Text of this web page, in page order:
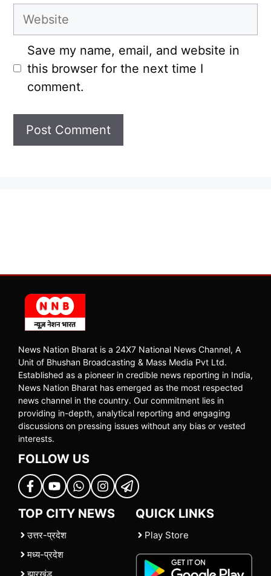
Website
Save my name, email, and website in
this browser for the next time I
comment.
News Nation Bharat is a 24X7 National News Channel, A
Unit of Bhushan Broadcasting & Mass Media Pvt Ltd.
Established as a pioneer in credible news reporting in India,
News Nation Bharat has emerged as the most respected
news channel in the country. Our commitment lies in
providing in-depth, analytical reporting and engaging
discussions on pressing issues without any bias or vested
interests.
FOLLOW US
TOP CITY NEWS
उत्तर-प्रदेश
मध्य-प्रदेश
QUICK LINKS
Play Store